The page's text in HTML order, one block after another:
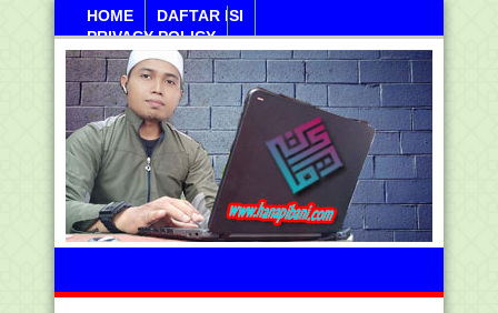
HOME
DAFTAR ISI
PRIVACY POLICY
Kamis, 06 Agustus 2026